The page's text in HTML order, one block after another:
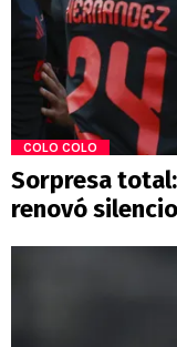
COLO COLO
Sorpresa
renovó